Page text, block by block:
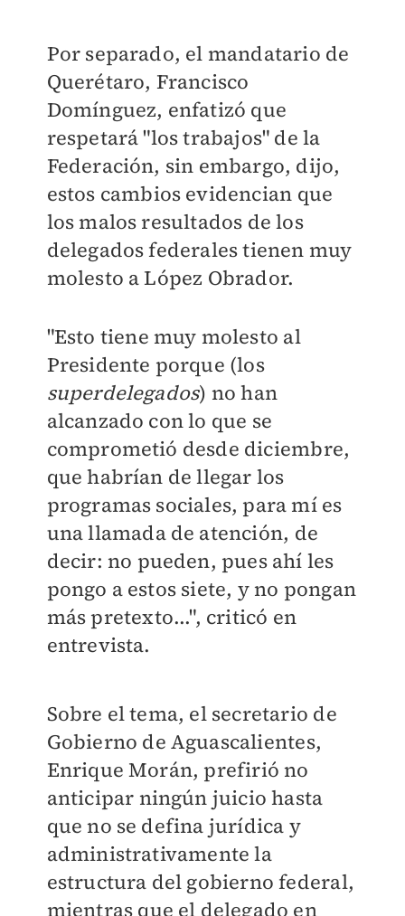
Por separado, el mandatario de
Querétaro, Francisco
Domínguez, enfatizó que
respetará "los trabajos" de la
Federación, sin embargo, dijo,
estos cambios evidencian que
los malos resultados de los
delegados federales tienen muy
molesto a López Obrador.
"Esto tiene muy molesto al
Presidente porque (los
superdelegados) no han
alcanzado con lo que se
comprometió desde diciembre,
que habrían de llegar los
programas sociales, para mí es
una llamada de atención, de
decir: no pueden, pues ahí les
pongo a estos siete, y no pongan
más pretexto...", criticó en
entrevista.
Sobre el tema, el secretario de
Gobierno de Aguascalientes,
Enrique Morán, prefirió no
anticipar ningún juicio hasta
que no se defina jurídica y
administrativamente la
estructura del gobierno federal,
mientras que el delegado en